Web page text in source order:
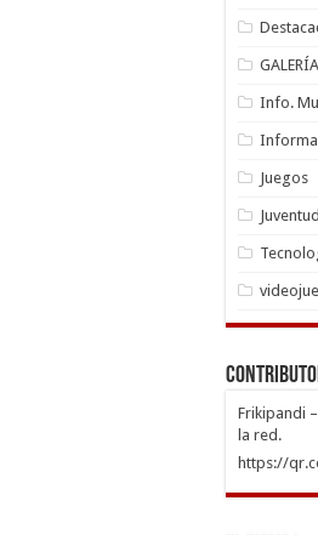
Info.
Juegos
Juventud
Frikipandi
la red.
https://